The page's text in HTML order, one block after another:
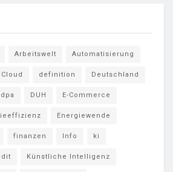
Arbeitswelt Automatisierung
Cloud definition Deutschland
dpa DUH E-Commerce
Energiewende
finanzen Info ki
Künstliche Intelligenz